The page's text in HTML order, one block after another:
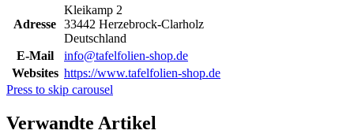
Adresse
Kleikamp 2
33442 Herzebrock-Clarholz
Deutschland
E-Mail
info@tafelfolien-shop.de
Websites https://www.tafelfolien-shop.de
Press to skip carousel
Verwandte Artikel